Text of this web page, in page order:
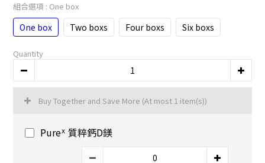
組合選項 : One box
One box Two boxs Four boxs Six boxs
Quantity
Buy Together and Save More (At most 1 item(s))
Pureᕽ 質粹鈣D鎂